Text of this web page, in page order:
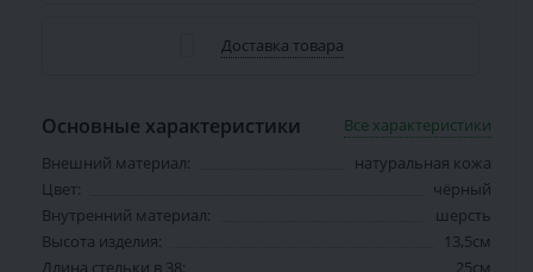
Доставка товара
Основные характеристики
Все характеристики
Внешний материал:
натуральная кожа
Цвет:
чёрный
Внутренний материал:
шерсть
Высота изделия:
13,5см
Длина стельки в 38:
25см